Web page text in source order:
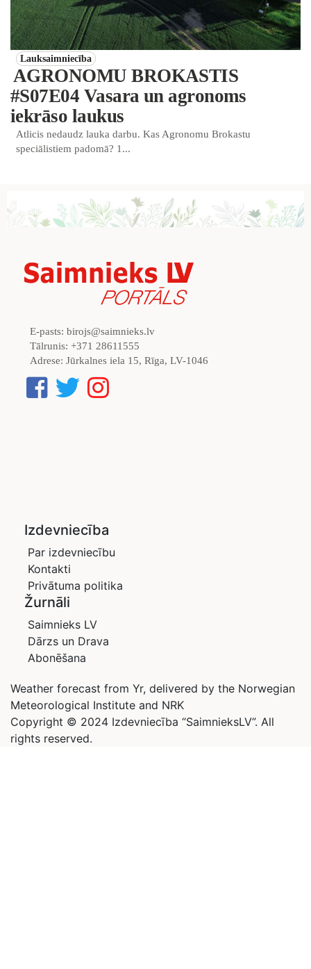
Lauksaimniecība
AGRONOMU BROKASTIS
#S07E04 Vasara un agronoms
iekrāso laukus
Atlicis nedaudz lauka darbu. Kas Agronomu Brokastu
speciālistiem padomā? 1...
E-pasts: birojs@saimnieks.lv
Tālrunis: +371 28611555
Adrese: Jūrkalnes iela 15, Rīga, LV-1046
Izdevniecība
Par izdevniecību
Kontakti
Privātuma politika
Žurnāli
Saimnieks LV
Dārzs un Drava
Abonēšana
Weather forecast from Yr, delivered by the Norwegian
Meteorological Institute and NRK
Copyright © 2024 Izdevniecība “SaimnieksLV”. All
rights reserved.